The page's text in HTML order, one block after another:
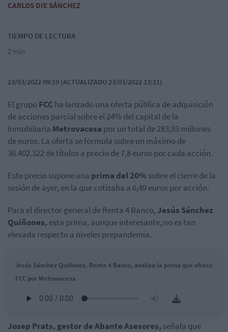
CARLOS DIE SÁNCHEZ
TIEMPO DE LECTURA
2 min
23/03/2022 09:19 (ACTUALIZADO 23/03/2022 13:11)
El grupo FCC ha lanzado una oferta pública de adquisición
de acciones parcial sobre el 24% del capital de la
Inmobiliaria Metrovacesa por un total de 283,93 millones
de euros. La oferta se formula sobre un máximo de
36.402.322 de títulos a precio de 7,8 euros por cada acción.
Este precio supone una prima del 20% sobre el cierre de la
sesión de ayer, en la que cotizaba a 6,49 euros por acción.
Para el director general de Renta 4 Banco, Jesús Sánchez
Quiñones, esta prima, aunque interesante, no es tan
elevada respecto a niveles prepandemia.
Jesús Sánchez Quiñones, Renta 4 Banco, analiza la prima que ofrece
FCC por Metrovacesa
Josep Prats, gestor de Abante Asesores, señala que